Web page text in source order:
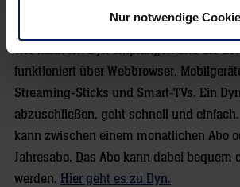
Nur notwendige
12,50€ monatlich.
Wie kann ich Dyn empfangen und die
funktioniert über Webbrowser,
Streaming-Sticks und Smart-TVs. Ein
abzuschließen, geht schnell und
kann zwischen einem monatlichen Abo
Jahresabo. Das Abo kann dabei bequem
werden. Hier geht es zu Dyn.